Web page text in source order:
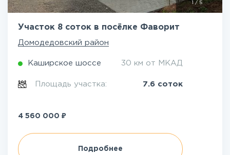
1/5
Участок 8 соток в посёлке Фаворит
Домодедовский район
Каширское шоссе 30 км от МКАД
Площадь участка: 7.6 соток
4 560 000 ₽
Подробнее